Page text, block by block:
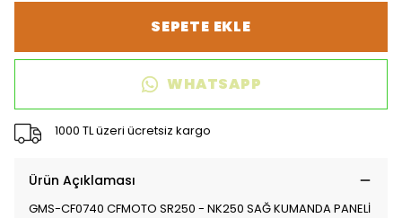
SEPETE EKLE
WHATSAPP
1000 TL üzeri ücretsiz kargo
Ürün Açıklaması
GMS-CF0740 CFMOTO SR250 - NK250 SAĞ KUMANDA PANELİ